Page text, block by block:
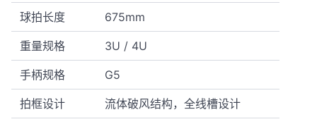
球拍长度 675mm
重量规格 3U / 4U
手柄规格 G5
拍框设计 流体破风结构，全线槽设计